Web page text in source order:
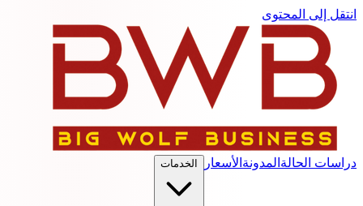
انتقل إلى المحتوى
دراسات الحالة المدونة الأسعار الخدمات